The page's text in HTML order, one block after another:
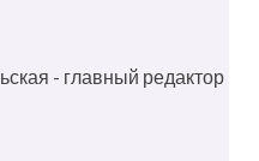
- главный редактор